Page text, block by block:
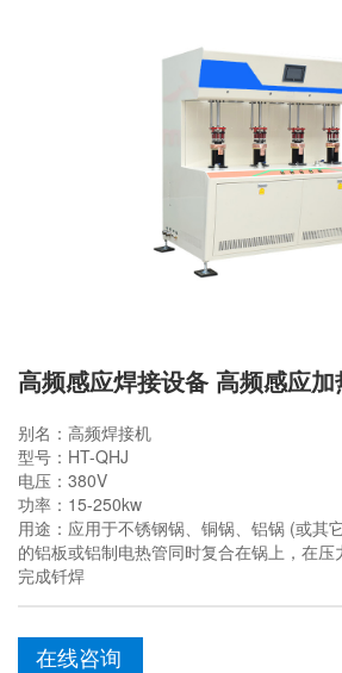
别名：高频焊接机
型号：HT-QHJ
电压：380V
功率：15-250kw
用途：应用于不锈钢锅、铜锅、铝锅 (或其
的铝板或铝制电热管同时复合在锅上，在
完成钎焊
在线咨询